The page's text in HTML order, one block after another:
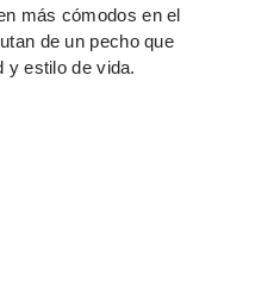
más cómodos en el
de un pecho que
y estilo de vida.